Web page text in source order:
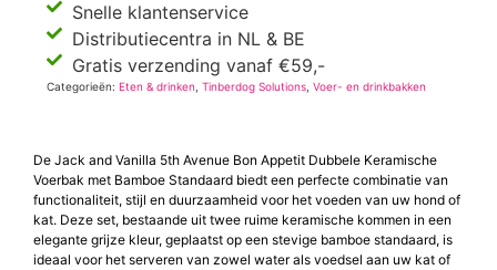
Snelle klantenservice
Distributiecentra in NL & BE
Gratis verzending vanaf €59,-
Categorieën: Eten & drinken,Tinberdog Solutions,Voer- en drinkbakken
De Jack and Vanilla 5th Avenue Bon Appetit Dubbele Keramische
Voerbak met Bamboe Standaard biedt een perfecte combinatie van
functionaliteit, stijl en duurzaamheid voor het voeden van uw hond of
kat. Deze set, bestaande uit twee ruime keramische kommen in een
elegante grijze kleur, geplaatst op een stevige bamboe standaard, is
ideaal voor het serveren van zowel water als voedsel aan uw kat of